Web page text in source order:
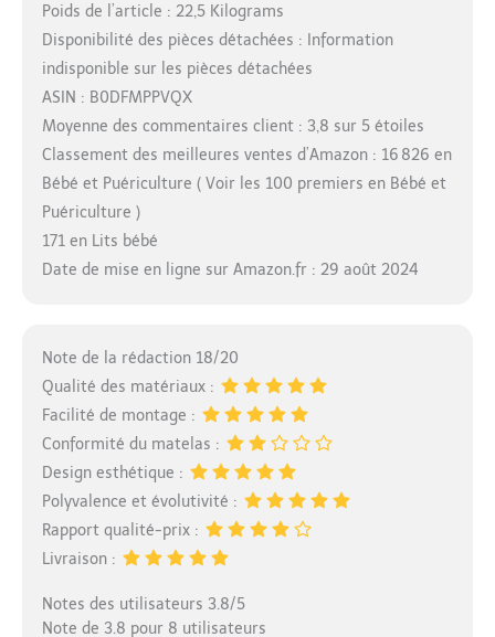
Poids de l’article : 22,5 Kilograms
Disponibilité des pièces détachées : Information
indisponible sur les pièces détachées
ASIN : B0DFMPPVQX
Moyenne des commentaires client : 3,8 sur 5 étoiles
Classement des meilleures ventes d’Amazon : 16 826 en
Bébé et Puériculture ( Voir les 100 premiers en Bébé et
Puériculture )
171 en Lits bébé
Date de mise en ligne sur Amazon.fr : 29 août 2024
Note de la rédaction 18/20
Qualité des matériaux :
Facilité de montage :
Conformité du matelas :
Design esthétique :
Polyvalence et évolutivité :
Rapport qualité-prix :
Livraison :
Notes des utilisateurs 3.8/5
Note de 3.8 pour 8 utilisateurs